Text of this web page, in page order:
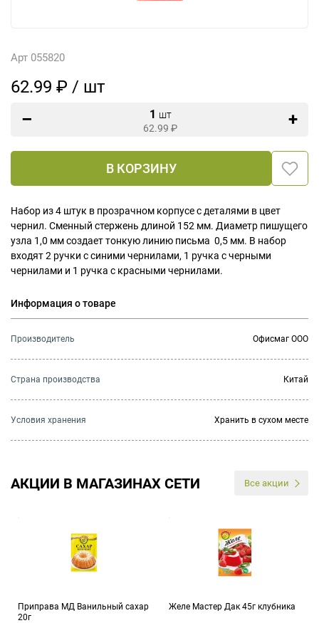
Арт 055820
62.99 ₽ / шт
1 шт
62.99 ₽
В КОРЗИНУ
Набор из 4 штук в прозрачном корпусе с деталями в цвет
чернил. Сменный стержень длиной 152 мм. Диаметр пишущего
узла 1,0 мм создает тонкую линию письма 0,5 мм. В набор
входят 2 ручки с синими чернилами, 1 ручка с черными
чернилами и 1 ручка с красными чернилами.
Информация о товаре
Производитель Офисмаг ООО
Страна производства Китай
Условия хранения Хранить в сухом месте
АКЦИИ В МАГАЗИНАХ СЕТИ Все акции
Приправа МД Ванильный сахар
20г
Желе Мастер Дак 45г клубника